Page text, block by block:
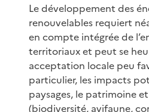
Le développement des
renouvelables requiert
en compte intégrée de
territoriaux et peut se
acceptation locale peu
particulier, les impacts
paysages, le patrimoine
(biodiversité, avifaune,